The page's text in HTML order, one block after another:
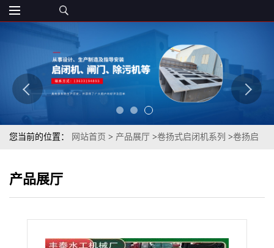
您当前的位置： 网站首页 > 产品展厅 >卷扬式启闭机系列 >卷扬启
泰质量保证
产品展厅